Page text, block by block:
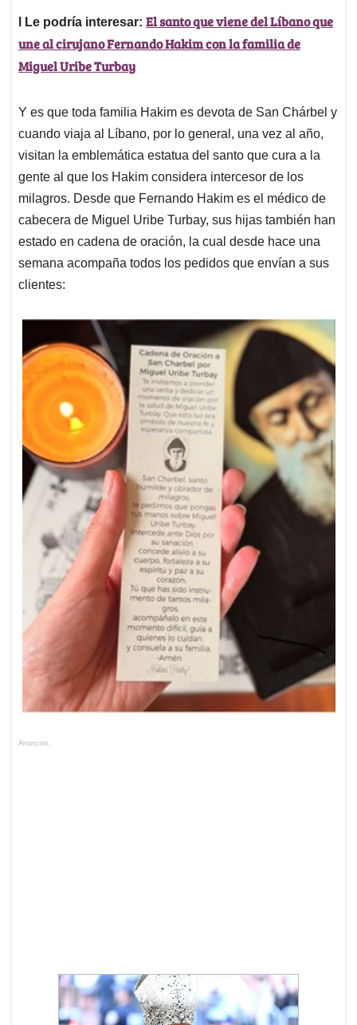
l Le podría interesar: El santo que viene del Líbano que
une al cirujano Fernando Hakim con la familia de
Miguel Uribe Turbay
Y es que toda familia Hakim es devota de San Chárbel y
cuando viaja al Líbano, por lo general, una vez al año,
visitan la emblemática estatua del santo que cura a la
gente al que los Hakim considera intercesor de los
milagros. Desde que Fernando Hakim es el médico de
cabecera de Miguel Uribe Turbay, sus hijas también han
estado en cadena de oración, la cual desde hace una
semana acompaña todos los pedidos que envían a sus
clientes:
Anuncios.